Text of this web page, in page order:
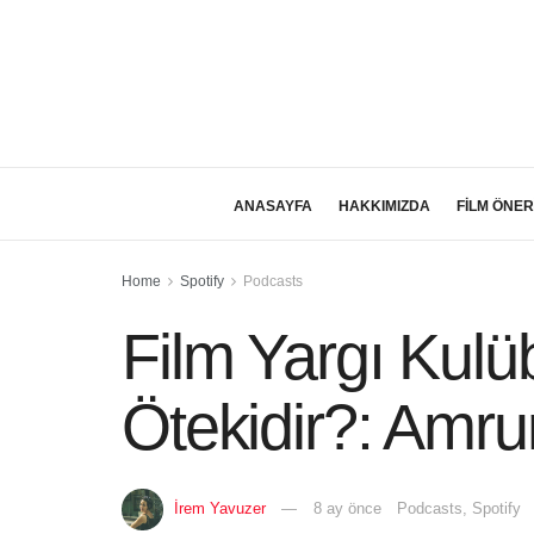
ANASAYFA HAKKIMIZDA FİLM
Home Spotify Podcasts
Film Yargı
Ötekidir?:
İrem Yavuzer 8 ay önce Podcasts Spotify